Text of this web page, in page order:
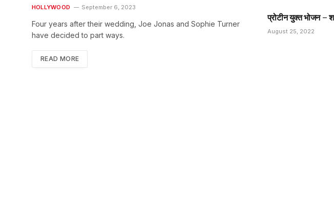
HOLLYWOOD September 6, 2023
Four years after their wedding, Joe Jonas and Sophie Turner
have decided to part ways.
READ MORE
प्रोटीन युक्त भोजन –
August 25, 2022